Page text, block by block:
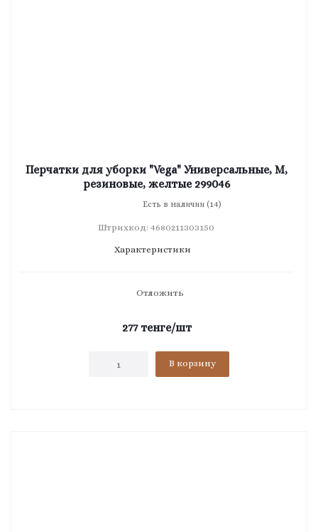
Перчатки для уборки "Vega" Универсальные, M,
резиновые, желтые 299046
Есть в наличии (14)
Штрихкод: 4680211303150
Характеристики
Отложить
277тенге/шт
В корзину